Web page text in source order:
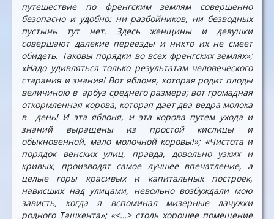
путешествие по френгским землям совершенно
безопасно и удобно: ни разбойников, ни безводных
пустынь тут нет. Здесь женщины и девушки
совершают далекие переезды и никто их не смеет
обидеть. Таковы порядки во всех френгских землях»;
«Надо удивляться только результатам человеческого
старания и знания! Вот яблоня, которая родит плоды
величиною в арбуз среднего размера; вот громадная
откормленная корова, которая дает два ведра молока
в день! И эта яблоня, и эта корова путем ухода и
знаний выращены из простой кислицы и
обыкновенной, мало молочной коровы!»; «Чистота и
порядок венских улиц, правда, довольно узких и
кривых, производят самое лучшее впечатление, а
целые горы красивых и капитальных построек,
нависших над улицами, невольно возбуждали мою
зависть, когда я вспоминал мизерные лачужки
родного Ташкента»; «<…> столь хорошее помещение